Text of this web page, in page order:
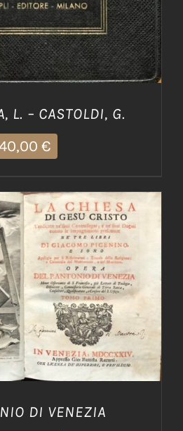
L. – CASTOLDI, G.
€
/ DETTAGLI
DI VENEZIA